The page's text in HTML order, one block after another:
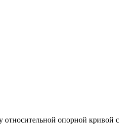
относительной опорной кривой с